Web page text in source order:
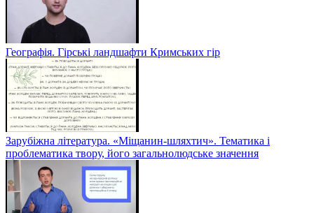
Географія. Гірські ландшафти Кримських гір
Зарубіжна література. «Міщанин-шляхтич». Тематика і
проблематика твору, його загальнолюдське значення